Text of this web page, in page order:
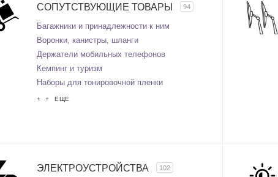
СОПУТСТВУЮЩИЕ ТОВАРЫ 94
Багажники и принадлежности к ним
Воронки, канистры, шланги
Держатели мобильных телефонов
Кемпинг и туризм
Наборы для тонировочной пленки
+ + ЕЩЕ
ЭЛЕКТРОУСТРОЙСТВА 102